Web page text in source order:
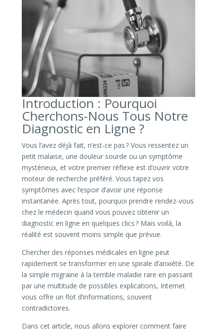
Introduction : Pourquoi
Cherchons-Nous Tous Notre
Diagnostic en Ligne ?
Vous l’avez déjà fait, n’est-ce pas ? Vous ressentez un
petit malaise, une douleur sourde ou un symptôme
mystérieux, et votre premier réflexe est d’ouvrir votre
moteur de recherche préféré. Vous tapez vos
symptômes avec l’espoir d’avoir une réponse
instantanée. Après tout, pourquoi prendre rendez-vous
chez le médecin quand vous pouvez obtenir un
diagnostic en ligne en quelques clics ? Mais voilà, la
réalité est souvent moins simple que prévue.
Chercher des réponses médicales en ligne peut
rapidement se transformer en une spirale d’anxiété. De
la simple migraine à la terrible maladie rare en passant
par une multitude de possibles explications, Internet
vous offre un flot d’informations, souvent
contradictoires.
Dans cet article, nous allons explorer comment faire